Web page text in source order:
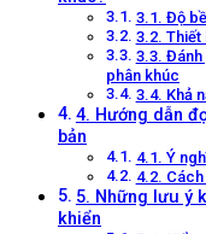
3.1. Độ
3.2. Thiết
3.3.
phân khúc
3.4. Khả
4. Hướng dẫn
bản
4.1. Ý
4.2.
5. Những lưu ý
khiển